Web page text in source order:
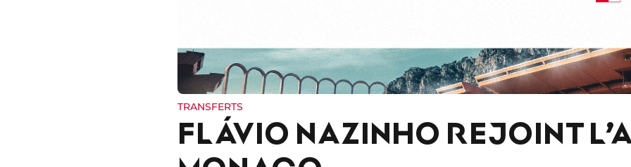
TRANSFERTS
FLÁVIO NAZINHO REJOINT